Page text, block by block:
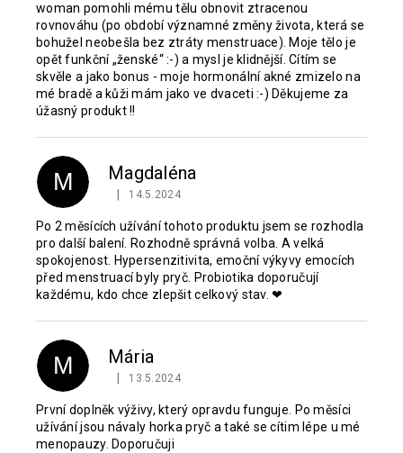
woman pomohli mému tělu obnovit ztracenou
rovnováhu (po období významné změny života, která se
bohužel neobešla bez ztráty menstruace). Moje tělo je
opět funkční „ženské“ :-) a mysl je klidnější. Cítím se
skvěle a jako bonus - moje hormonální akné zmizelo na
mé bradě a kůži mám jako ve dvaceti :-) Děkujeme za
úžasný produkt !!
M Magdaléna
Hodnocení produktu je 5 z 5 hvězdiček.
14.5.2024
Po 2 měsících užívání tohoto produktu jsem se rozhodla
pro další balení. Rozhodně správná volba. A velká
spokojenost. Hypersenzitivita, emoční výkyvy emocích
před menstruací byly pryč. Probiotika doporučují
každému, kdo chce zlepšit celkový stav. ❤
M Mária
Hodnocení produktu je 5 z 5 hvězdiček.
13.5.2024
První doplněk výživy, který opravdu funguje. Po měsíci
užívání jsou návaly horka pryč a také se cítim lépe u mé
menopauzy. Doporučuji